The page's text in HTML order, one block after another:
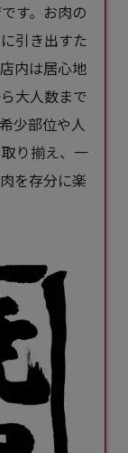
す。お肉の
引き出すた
内は居心地
大人数まで
少部位や人
り揃え、一
を存分に楽